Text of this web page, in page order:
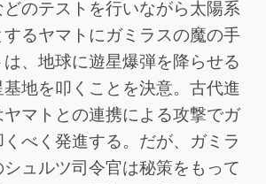
どのテストを行いながら太陽系
るヤマトにガミラスの魔の手
、地球に遊星爆弾を降らせる
地を叩くことを決意。古代進
マトとの連携による攻撃でガ
くべく発進する。だが、ガミラ
ュルツ司令官は秘策をもって